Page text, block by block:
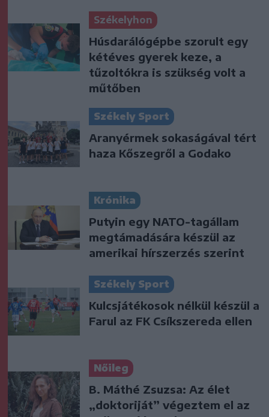
Székelyhon
Húsdarálógépbe szorult egy
kétéves gyerek keze, a
tűzoltókra is szükség volt a
műtőben
Székely Sport
Aranyérmek sokaságával tért
haza Kőszegről a Godako
Krónika
Putyin egy NATO-tagállam
megtámadására készül az
amerikai hírszerzés szerint
Székely Sport
Kulcsjátékosok nélkül készül a
Farul az FK Csíkszereda ellen
Nőileg
B. Máthé Zsuzsa: Az élet
„doktoriját” végeztem el az